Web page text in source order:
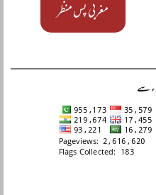
مغربی پس منظر